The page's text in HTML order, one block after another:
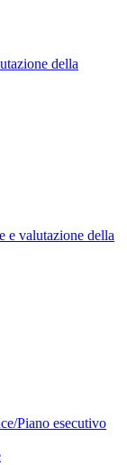
della
e valutazione della
Piano esecutivo